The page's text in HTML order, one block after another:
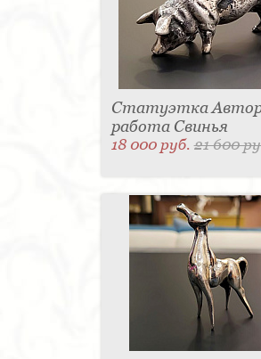
Статуэтка
работа Свинья
18 000 руб.21 600